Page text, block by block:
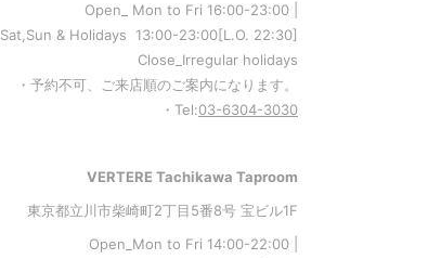
Open_ Mon to Fri 16:00-23:00 |
Sat,Sun & Holidays 13:00-23:00[L .O. 22:30]
Close_Irregular holidays
・予約不可、ご来店順のご案内になります。
・Tel:03-6304-3030
VERTERE Tachikawa Taproom
東京都立川市柴崎町2丁目5番8号 宝ビル1F
Open_Mon to Fri 14:00-22:00 |